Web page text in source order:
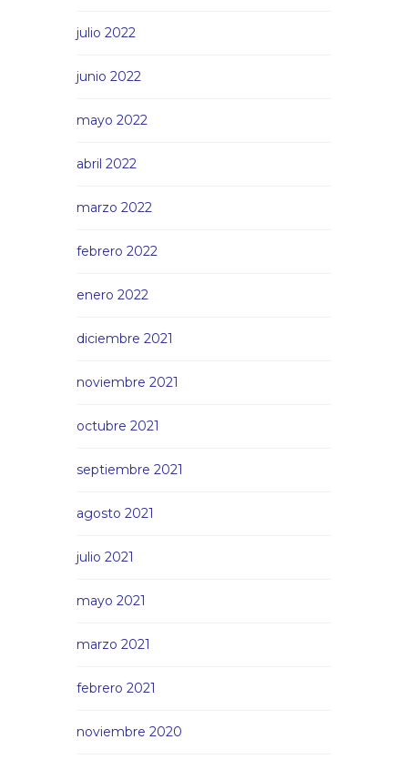
julio 2022
junio 2022
mayo 2022
abril 2022
marzo 2022
febrero 2022
enero 2022
diciembre 2021
noviembre 2021
octubre 2021
septiembre 2021
agosto 2021
julio 2021
mayo 2021
marzo 2021
febrero 2021
noviembre 2020